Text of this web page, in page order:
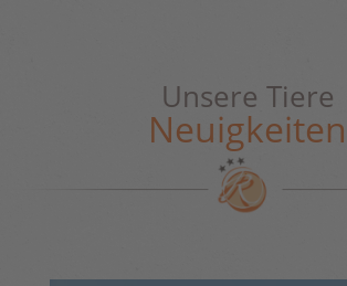
Unsere Tiere
Neuigkeiten